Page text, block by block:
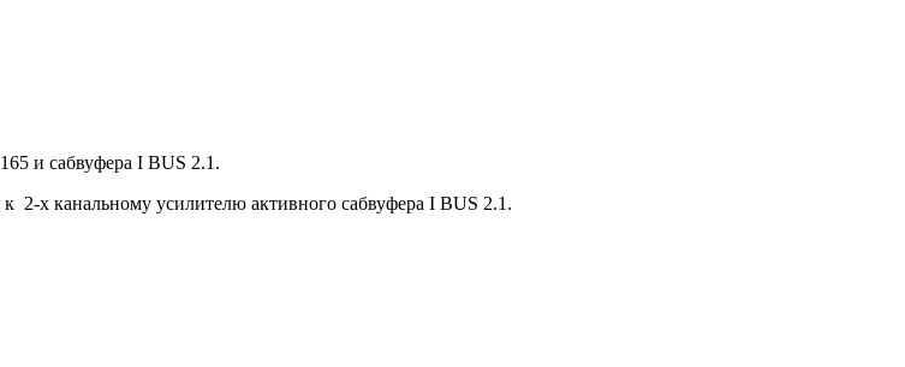
и сабвуфера I BUS 2.1.
2-х канальному усилителю активного сабвуфера I BUS 2.1.